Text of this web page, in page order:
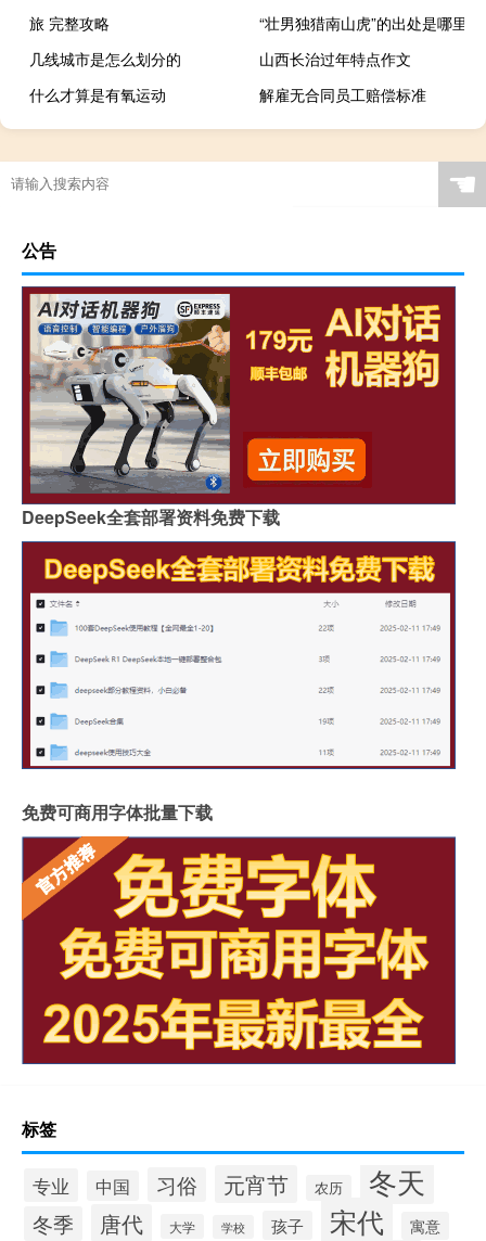
旅 完整攻略
“壮男独猎南山虎”的出处是哪里
几线城市是怎么划分的
山西长治过年特点作文
什么才算是有氧运动
解雇无合同员工赔偿标准
☚
公告
DeepSeek全套部署资料免费下载
免费可商用字体批量下载
标签
专业 中国 习俗 元宵节 农历 冬天
冬季 唐代 大学 学校 孩子 宋代 寓意